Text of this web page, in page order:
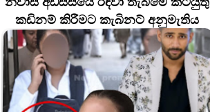
කඩිනම් කිරීමට කැබිනට් අනුමැතිය